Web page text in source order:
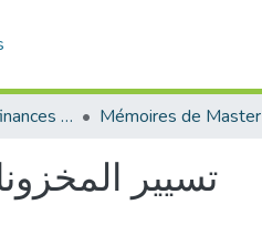
Département des finances et de comptabilité Mémoires de Master
تسيير